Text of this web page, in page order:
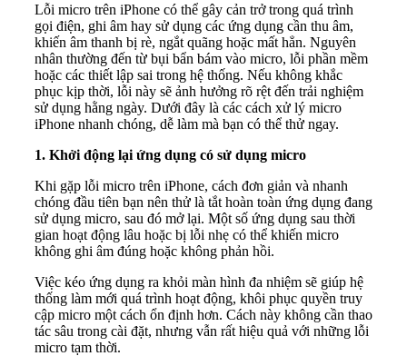
Lỗi micro trên iPhone có thể gây cản trở trong quá trình
gọi điện, ghi âm hay sử dụng các ứng dụng cần thu âm,
khiến âm thanh bị rè, ngắt quãng hoặc mất hẳn. Nguyên
nhân thường đến từ bụi bẩn bám vào micro, lỗi phần mềm
hoặc các thiết lập sai trong hệ thống. Nếu không khắc
phục kịp thời, lỗi này sẽ ảnh hưởng rõ rệt đến trải nghiệm
sử dụng hằng ngày. Dưới đây là các cách xử lý micro
iPhone nhanh chóng, dễ làm mà bạn có thể thử ngay.
1. Khởi động lại ứng dụng có sử dụng micro
Khi gặp lỗi micro trên iPhone, cách đơn giản và nhanh
chóng đầu tiên bạn nên thử là tắt hoàn toàn ứng dụng đang
sử dụng micro, sau đó mở lại. Một số ứng dụng sau thời
gian hoạt động lâu hoặc bị lỗi nhẹ có thể khiến micro
không ghi âm đúng hoặc không phản hồi.
Việc kéo ứng dụng ra khỏi màn hình đa nhiệm sẽ giúp hệ
thống làm mới quá trình hoạt động, khôi phục quyền truy
cập micro một cách ổn định hơn. Cách này không cần thao
tác sâu trong cài đặt, nhưng vẫn rất hiệu quả với những lỗi
micro tạm thời.